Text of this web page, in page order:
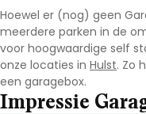
Hoewel er (nog) geen
meerdere parken in de
voor hoogwaardige self
onze locaties in Hulst. Zo
een garagebox.
Impressie